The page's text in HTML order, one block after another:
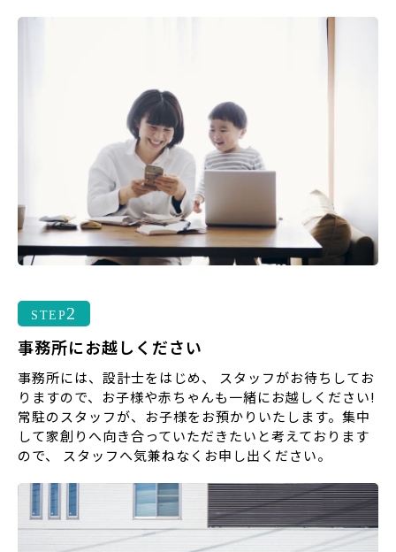
STEP2
事務所にお越しください
事務所には、設計士をはじめ、 スタッフがお待ちしてお
りますので、お子様や赤ちゃんも一緒にお越しください!
常駐のスタッフが、お子様をお預かりいたします。集中
して家創りへ向き合っていただきたいと考えております
ので、 スタッフへ気兼ねなくお申し出ください。